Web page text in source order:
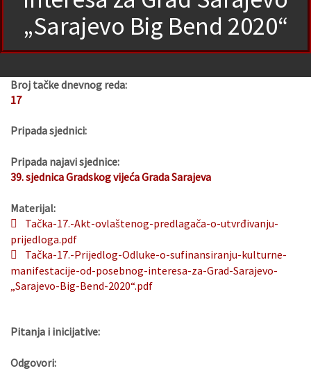
„Sarajevo Big Bend 2020“
Broj tačke dnevnog reda:
17
Pripada sjednici:
Pripada najavi sjednice:
39. sjednica Gradskog vijeća Grada Sarajeva
Materijal:
Tačka-17.-Akt-ovlaštenog-predlagača-o-utvrđivanju-
prijedloga.pdf
Tačka-17.-Prijedlog-Odluke-o-sufinansiranju-kulturne-
manifestacije-od-posebnog-interesa-za-Grad-Sarajevo-
„Sarajevo-Big-Bend-2020“.pdf
Pitanja i inicijative:
Odgovori: